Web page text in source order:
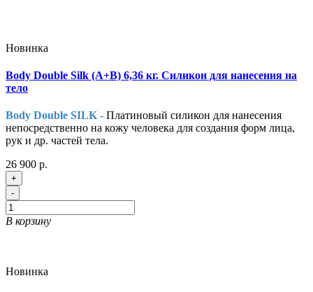
Новинка
Body Double Silk (A+B) 6,36 кг. Силикон для нанесения на
тело
Body Double SILK - Платиновый силикон для нанесения
непосредственно на кожу человека для создания форм лица,
рук и др. частей тела.
26 900 р.
+
-
В корзину
Новинка